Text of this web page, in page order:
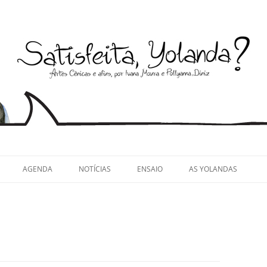
AGENDA NOTÍCIAS ENSAIO AS YOLANDAS